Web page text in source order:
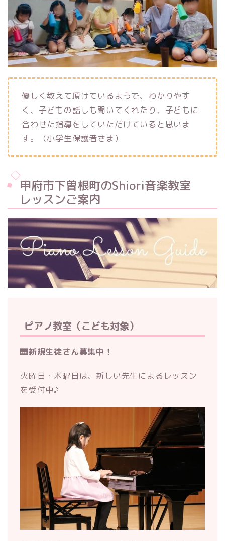
優しく教えて頂けているようで、わかりやす
く、子どもの話しも聞いてくれたり、子どもに
合わせた指導をしていただけていると思いま
す。（小学生保護者さま）
甲府市下曽根町のShiori音楽教室
レッスンご案内
ピアノ教室（こども対象）
🎹新規生徒さん募集中！
火曜日・木曜日は、新しい先生によるレッスン
を受付中♪